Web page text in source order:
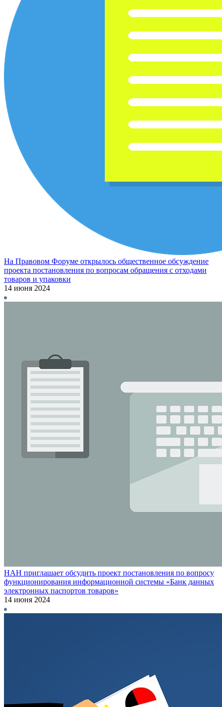
На Правовом Форуме открылось общественное обсуждение
проекта постановления по вопросам обращения с отходами
товаров и упаковки
14 июня 2024
НАН приглашает обсудить проект постановления по вопросу
функционирования информационной системы «Банк данных
электронных паспортов товаров»
14 июня 2024